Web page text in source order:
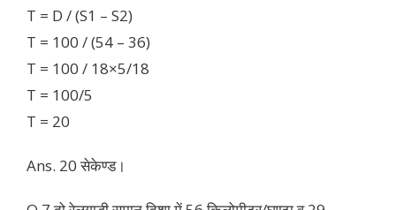
T = D / (S1 – S2)
T = 100 / (54 – 36)
T = 100 / 18×5/18
T = 100/5
T = 20
Ans. 20 सेकेण्ड।